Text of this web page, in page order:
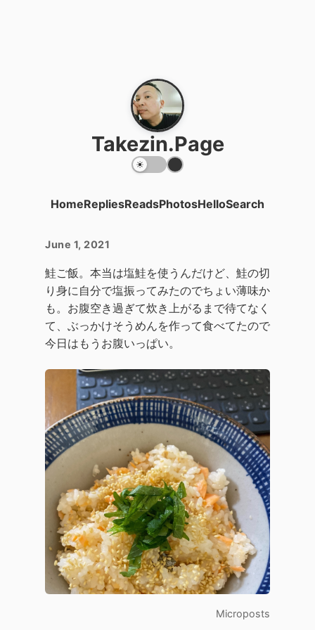
Takezin.Page
HomeRepliesReadsPhotosHelloSearch
June 1, 2021
鮭ご飯。本当は塩鮭を使うんだけど、鮭の切
り身に自分で塩振ってみたのでちょい薄味か
も。お腹空き過ぎて炊き上がるまで待てなく
て、ぶっかけそうめんを作って食べてたので
今日はもうお腹いっぱい。
Microposts